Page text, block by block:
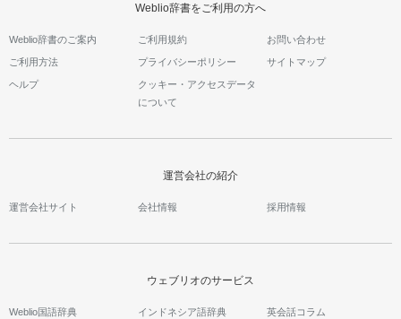
Weblio辞書をご利用の方へ
Weblio辞書のご案内 ご利用規約 お問い合わせ
ご利用方法 プライバシーポリシー サイトマップ
ヘルプ
クッキー・アクセスデータ
について
運営会社の紹介
運営会社サイト 会社情報 採用情報
ウェブリオのサービス
Weblio国語辞典 インドネシア語辞典 英会話コラム